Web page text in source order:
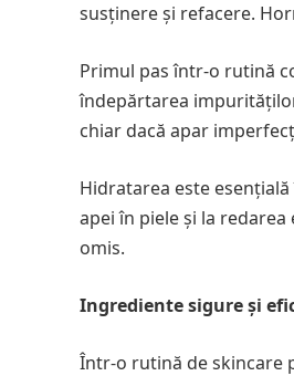
susținere și refacere.
Primul pas într-o rutină
îndepărtarea
chiar dacă apar
Hidratarea este
apei în piele și la
omis.
Ingrediente sigure și
Într-o rutină de skincare